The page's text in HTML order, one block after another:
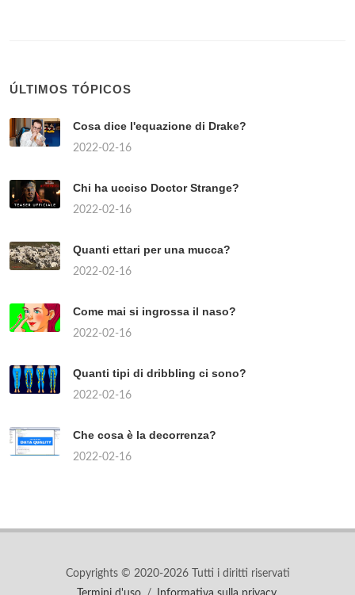
ÚLTIMOS TÓPICOS
Cosa dice l'equazione di Drake?
2022-02-16
Chi ha ucciso Doctor Strange?
2022-02-16
Quanti ettari per una mucca?
2022-02-16
Come mai si ingrossa il naso?
2022-02-16
Quanti tipi di dribbling ci sono?
2022-02-16
Che cosa è la decorrenza?
2022-02-16
Copyrights © 2020-2026 Tutti i diritti riservati